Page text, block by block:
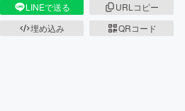
LINEで送る
URLコピー
埋め込み
QRコード